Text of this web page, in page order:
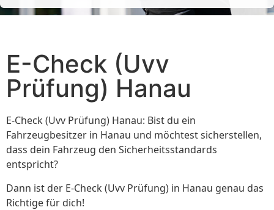
E-Check (Uvv
Prüfung) Hanau
E-Check (Uvv Prüfung) Hanau: Bist du ein
Fahrzeugbesitzer in Hanau und möchtest sicherstellen,
dass dein Fahrzeug den Sicherheitsstandards
entspricht?
Dann ist der E-Check (Uvv Prüfung) in Hanau genau das
Richtige für dich!